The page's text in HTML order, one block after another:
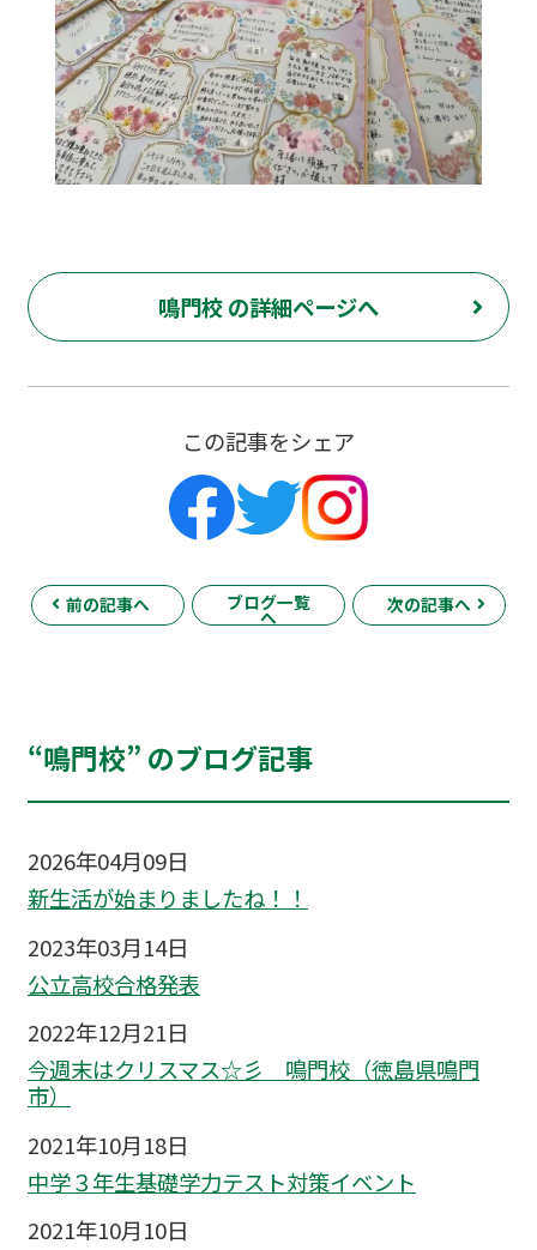
鳴門校 の詳細ページへ
この記事をシェア
前の記事へ ブログ一覧
へ
次の記事へ
“鳴門校” のブログ記事
2026年04月09日
新生活が始まりましたね！！
2023年03月14日
公立高校合格発表
2022年12月21日
今週末はクリスマス☆彡 鳴門校（徳島県鳴門
市）
2021年10月18日
中学３年生基礎学力テスト対策イベント
2021年10月10日